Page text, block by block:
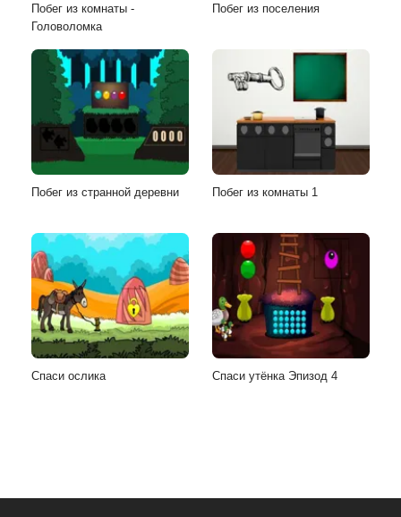
Побег из комнаты -
Головоломка
Побег из поселения
Побег из странной деревни Побег из комнаты 1
Спаси ослика Спаси утёнка Эпизод 4